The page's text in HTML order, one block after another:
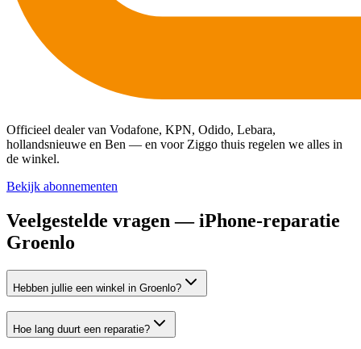
Officieel dealer van Vodafone, KPN, Odido, Lebara,
hollandsnieuwe en Ben — en voor Ziggo thuis regelen we alles in
de winkel.
Bekijk abonnementen
Veelgestelde vragen — iPhone-reparatie
Groenlo
Hebben jullie een winkel in Groenlo?
Hoe lang duurt een reparatie?